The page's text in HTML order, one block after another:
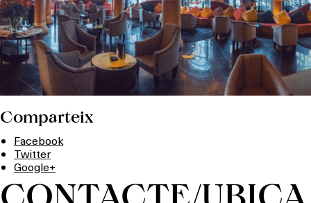
Comparteix
Facebook
Twitter
Google+
CONTACTE/UBICA